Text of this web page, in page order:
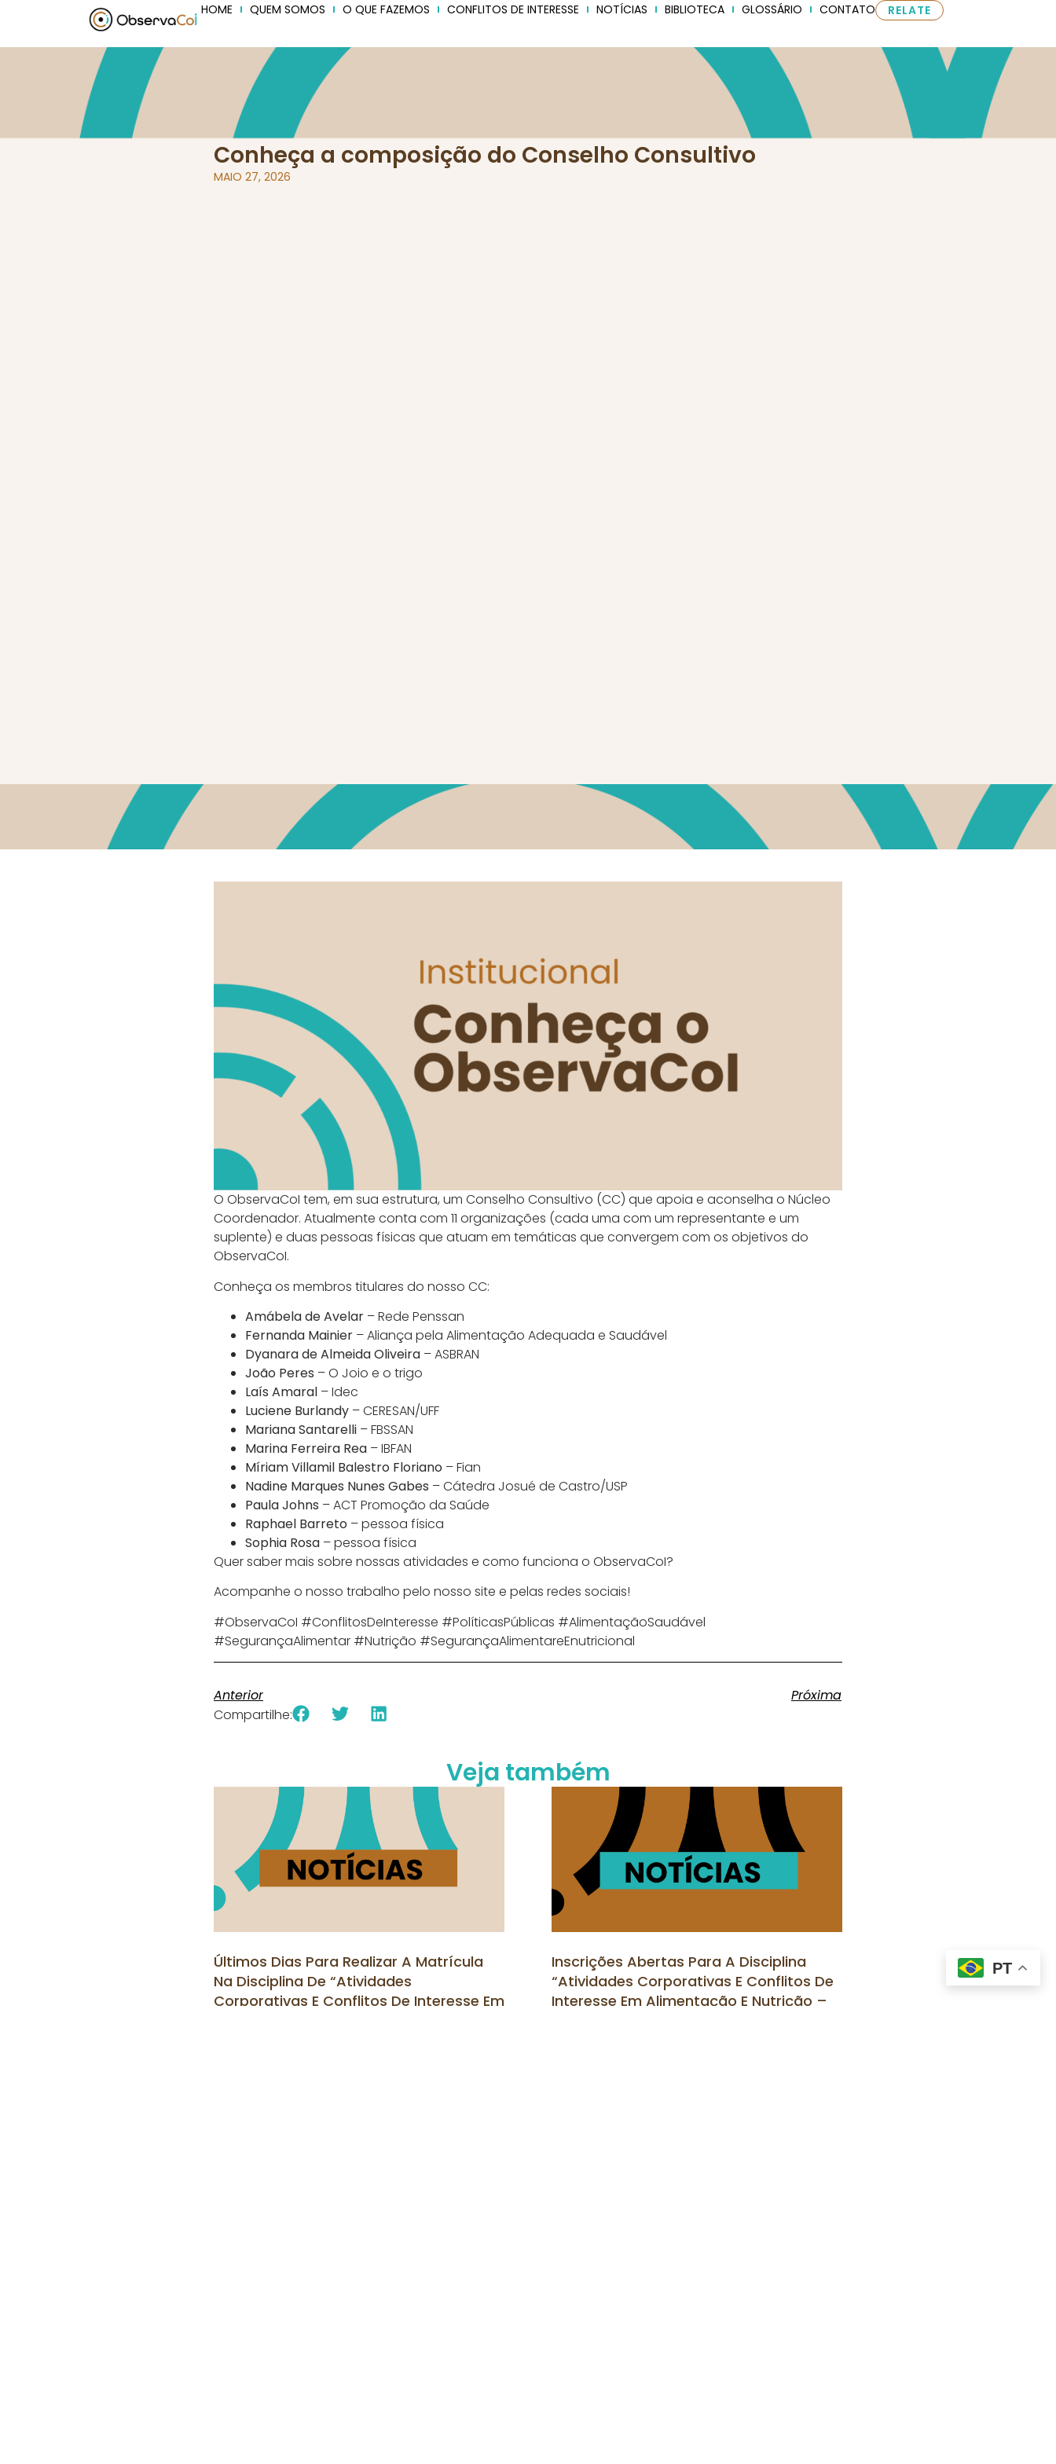
HOME QUEM SOMOS O QUE FAZEMOS CONFLITOS DE INTERESSE NOTÍCIAS BIBLIOTECA GLOSSÁRIO CONTATO RELATE
Conheça a composição do Conselho Consultivo
MAIO 27, 2026
O ObservaCoI tem, em sua estrutura, um Conselho Consultivo (CC) que apoia e aconselha o Núcleo
Coordenador. Atualmente conta com 11 organizações (cada uma com um representante e um
suplente) e duas pessoas físicas que atuam em temáticas que convergem com os objetivos do
ObservaCoI.
Conheça os membros titulares do nosso CC:
Amábela de Avelar – Rede Penssan
Fernanda Mainier – Aliança pela Alimentação Adequada e Saudável
Dyanara de Almeida Oliveira – ASBRAN
João Peres – O Joio e o trigo
Laís Amaral – Idec
Luciene Burlandy – CERESAN/UFF
Mariana Santarelli – FBSSAN
Marina Ferreira Rea – IBFAN
Míriam Villamil Balestro Floriano – Fian
Nadine Marques Nunes Gabes – Cátedra Josué de Castro/USP
Paula Johns – ACT Promoção da Saúde
Raphael Barreto – pessoa física
Sophia Rosa – pessoa física
Quer saber mais sobre nossas atividades e como funciona o ObservaCoI?
Acompanhe o nosso trabalho pelo nosso site e pelas redes sociais!
#ObservaCoI #ConflitosDeInteresse #PolíticasPúblicas #AlimentaçãoSaudável
#SegurançaAlimentar #Nutrição #SegurançaAlimentareEnutricional
Anterior
Próxima
Compartilhe:
Veja também
Últimos Dias Para Realizar A Matrícula
Na Disciplina De “Atividades
Corporativas E Conflitos De Interesse Em
Inscrições Abertas Para A Disciplina
“Atividades Corporativas E Conflitos De
Interesse Em Alimentação E Nutrição –
PT